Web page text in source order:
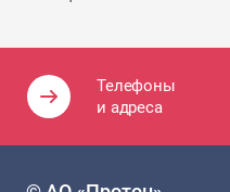
Телефоны
и адреса